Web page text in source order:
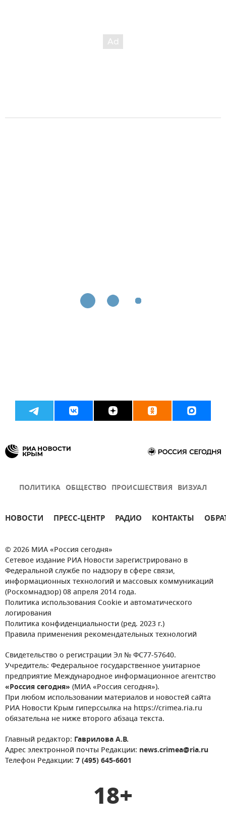
ПОЛИТИКА ОБЩЕСТВО ПРОИСШЕСТВИЯ ВИЗУАЛ
НОВОСТИ ПРЕСС-ЦЕНТР РАДИО КОНТАКТЫ
© 2026 МИА «Россия сегодня»
Сетевое издание РИА Новости зарегистрировано в
Федеральной службе по надзору в сфере связи,
информационных технологий и массовых коммуникаций
(Роскомнадзор) 08 апреля 2014 года.
Политика использования Cookie и автоматического
логирования
Политика конфиденциальности (ред. 2023 г.)
Правила применения рекомендательных технологий
Свидетельство о регистрации Эл № ФС77-57640.
Учредитель: Федеральное государственное унитарное
предприятие Международное информационное агентство
«Россия сегодня» (МИА «Россия сегодня»).
При любом использовании материалов и новостей сайта
РИА Новости Крым гиперссылка на https://crimea.ria.ru
обязательна не ниже второго абзаца текста.
Главный редактор: Гаврилова А.В.
Адрес электронной почты Редакции: news.crimea@ria.ru
Телефон Редакции: 7 (495) 645-6601
18+